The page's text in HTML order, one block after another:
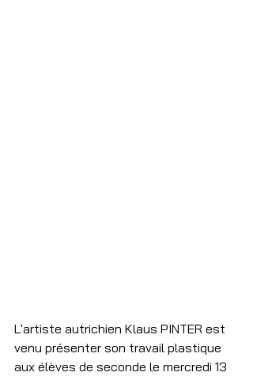
L'artiste autrichien Klaus PINTER est
venu présenter son travail plastique
aux élèves de seconde le mercredi 13